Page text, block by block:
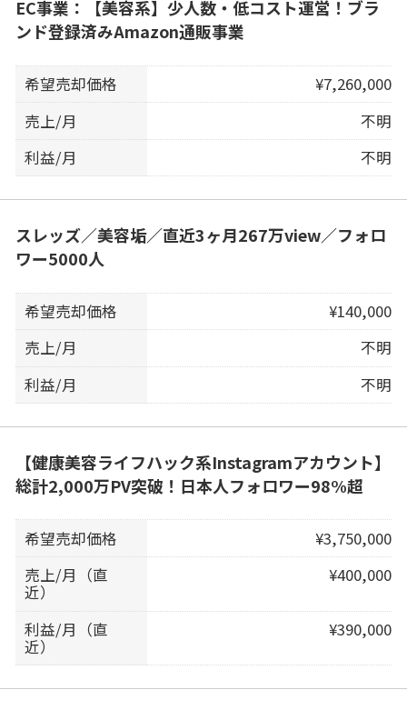
EC事業：【美容系】少人数・低コスト運営！ブラ
ンド登録済みAmazon通販事業
希望売却価格
¥7,260,000
売上/月
不明
利益/月
不明
スレッズ／美容垢／直近3ヶ月267万view／フォロ
ワー5000人
希望売却価格
¥140,000
売上/月
不明
利益/月
不明
【健康美容ライフハック系Instagramアカウント】
総計2,000万PV突破！日本人フォロワー98%超
希望売却価格
¥3,750,000
売上/月（直
近）
¥400,000
利益/月（直
近）
¥390,000